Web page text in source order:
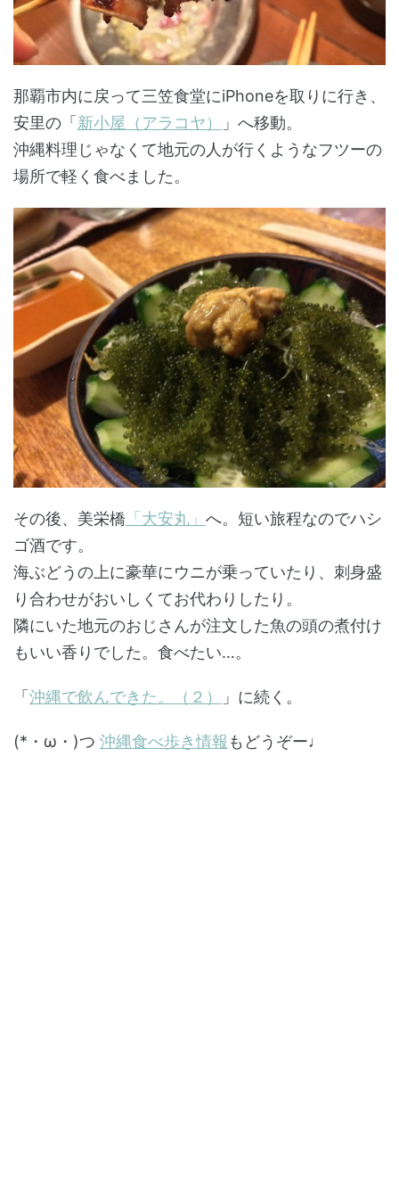
那覇市内に戻って三笠食堂にiPhoneを取りに行き、
安里の「 新小屋（アラコヤ）
」へ移動。
沖縄料理じゃなくて地元の人が行くようなフツーの
場所で軽く食べました。
その後、美栄橋 「大安丸」 へ。短い旅程なのでハシ
ゴ酒です。
海ぶどうの上に豪華にウニが乗っていたり、刺身盛
り合わせがおいしくてお代わりしたり。
隣にいた地元のおじさんが注文した魚の頭の煮付け
もいい香りでした。食べたい…。
「沖縄で飲んできた。（２） 」に続く。
(*・ω・)つ 沖縄食べ歩き情報 もどうぞー♩